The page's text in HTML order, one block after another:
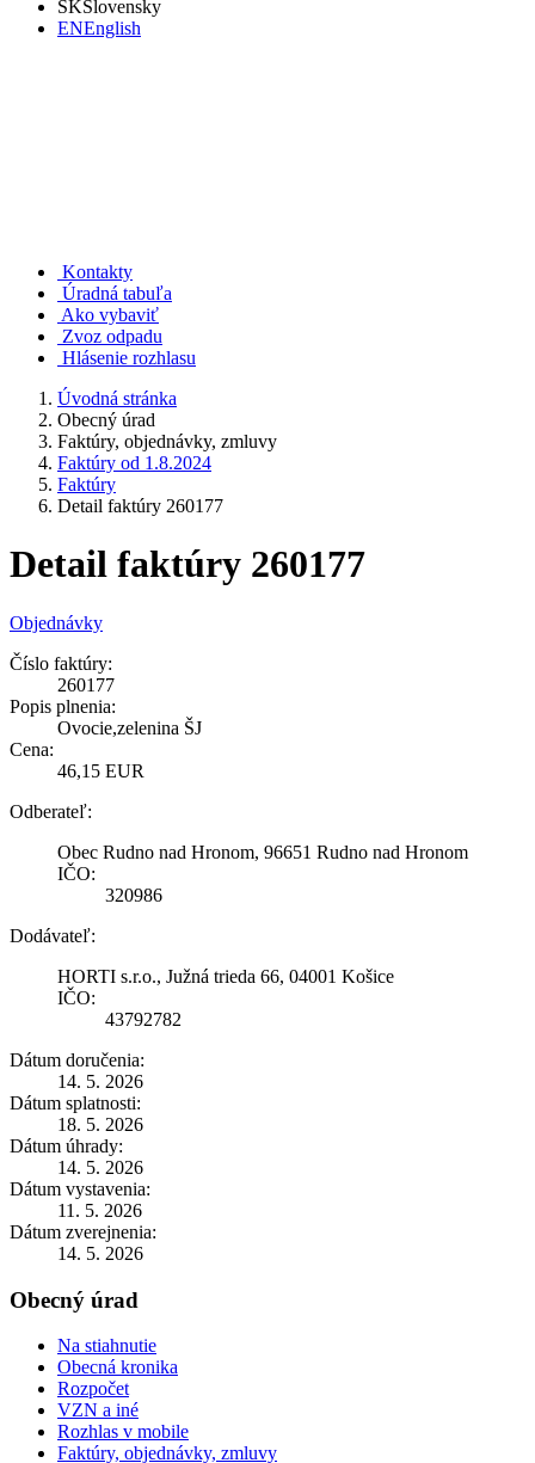
SKSlovensky
ENEnglish
Kontakty
Úradná tabuľa
Ako vybaviť
Zvoz odpadu
Hlásenie rozhlasu
Úvodná stránka
Obecný úrad
Faktúry, objednávky, zmluvy
Faktúry od 1.8.2024
Faktúry
Detail faktúry 260177
Detail faktúry 260177
Objednávky
Číslo faktúry:
260177
Popis plnenia:
Ovocie,zelenina ŠJ
Cena:
46,15 EUR
Odberateľ:
Obec Rudno nad Hronom, 96651 Rudno nad Hronom
IČO:
320986
Dodávateľ:
HORTI s.r.o., Južná trieda 66, 04001 Košice
IČO:
43792782
Dátum doručenia:
14. 5. 2026
Dátum splatnosti:
18. 5. 2026
Dátum úhrady:
14. 5. 2026
Dátum vystavenia:
11. 5. 2026
Dátum zverejnenia:
14. 5. 2026
Obecný úrad
Na stiahnutie
Obecná kronika
Rozpočet
VZN a iné
Rozhlas v mobile
Faktúry, objednávky, zmluvy